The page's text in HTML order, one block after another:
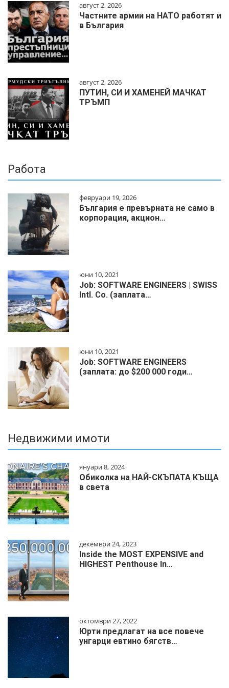
август 2, 2026
Частните армии на НАТО работят и
в България
август 2, 2026
ПУТИН, СИ И ХАМЕНЕЙ МАЧКАТ
ТРЪМП
Работа
февруари 19, 2026
България е превърната не само в
корпорация, акцион…
юни 10, 2021
Job: SOFTWARE ENGINEERS | SWISS
Intl. Co. (заплата…
юни 10, 2021
Job: SOFTWARE ENGINEERS
(заплата: до $200 000 годи…
Недвижими имоти
януари 8, 2024
Обиколка на НАЙ-СКЪПАТА КЪЩА
в света
декември 24, 2023
Inside the MOST EXPENSIVE and
HIGHEST Penthouse In…
октомври 27, 2022
Юрти предлагат на все повече
унгарци евтино бягств…